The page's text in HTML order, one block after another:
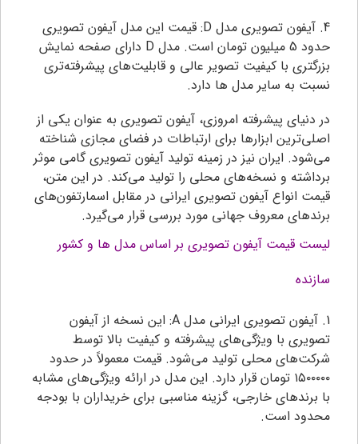
4. آیفون تصویری مدل D: قیمت این مدل آیفون تصویری
حدود 5 میلیون تومان است. مدل D دارای صفحه نمایش
بزرگتری با کیفیت تصویر عالی و قابلیت‌های پیشرفته‌تری
نسبت به سایر مدل ها دارد.
در دنیای پیشرفته امروزی، آیفون تصویری به عنوان یکی از
اصلی‌ترین ابزارها برای ارتباطات در فضای مجازی شناخته
می‌شود. ایران نیز در زمینه تولید آیفون تصویری گامی موثر
برداشته و نسخه‌های محلی را تولید می‌کند. در این متن،
قیمت انواع آیفون تصویری ایرانی در مقابل اسمارتفون‌های
برندهای معروف جهانی مورد بررسی قرار می‌گیرد.
لیست قیمت آیفون تصویری بر اساس مدل ها و کشور
سازنده
1. آیفون تصویری ایرانی مدل A: این نسخه از آیفون
تصویری با ویژگی‌های پیشرفته و کیفیت بالا توسط
شرکت‌های محلی تولید می‌شود. قیمت معمولاً در حدود
۱۵۰۰۰۰۰ تومان قرار دارد. این مدل در ارائه ویژگی‌های مشابه
با برندهای خارجی، گزینه مناسبی برای خریداران با بودجه
محدود است.